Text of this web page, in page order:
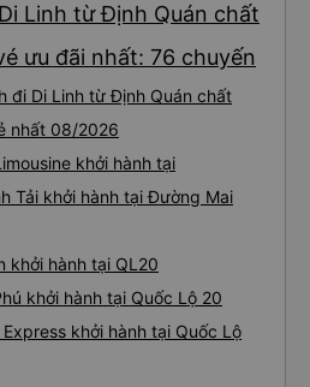
Linh từ Định Quán chất
ưu đãi nhất: 76 chuyến
đi Di Linh từ Định Quán chất
nhất 08/2026
khởi hành tại
Tải khởi hành tại Đường Mai
khởi hành tại QL20
khởi hành tại Quốc Lộ 20
khởi hành tại Quốc Lộ